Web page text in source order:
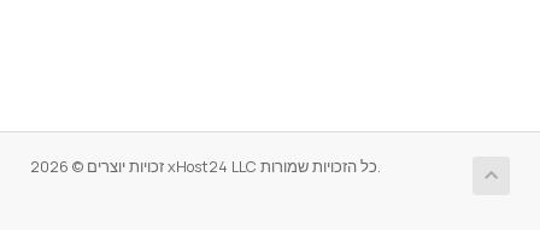
זכויות יוצרים © 2026 xHost24 LLC כל הזכויות שמורות.